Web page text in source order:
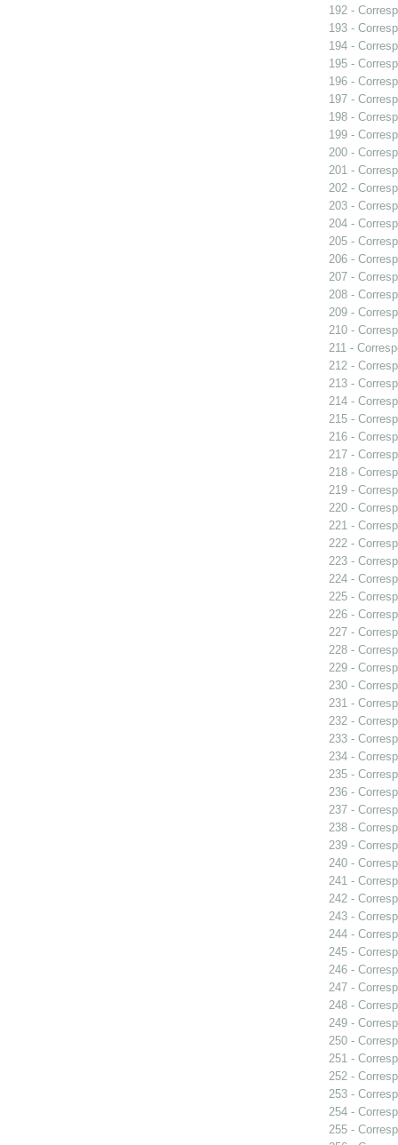
192 -
193 -
194 -
195 -
196 -
197 -
198 -
199 -
200 -
201 -
202 -
203 -
204 -
205 -
206 -
207 -
208 -
209 -
210 -
211 -
212 -
213 -
214 -
215 -
216 -
217 -
218 -
219 -
220 -
221 -
222 -
223 -
224 -
225 -
226 -
227 -
228 -
229 -
230 -
231 -
232 -
233 -
234 -
235 -
236 -
237 -
238 -
239 -
240 -
241 -
242 -
243 -
244 -
245 -
246 -
247 -
248 -
249 -
250 -
251 -
252 -
253 -
254 -
255 -